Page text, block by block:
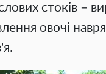
стоків –
овочі